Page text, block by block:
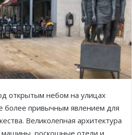
открытым небом на улицах
более привычным явлением для
Великолепная архитектура
машины, роскошные отели и